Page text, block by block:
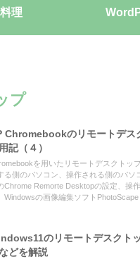
料理
プ
Chromebookのリモートデス
記（４）
を用いたリモートデスクトッ
る側のパソコン、操作される側のパ
Chrome Remorte Desktopの設定、操
Windowsの画像編集ソフト
のリモートデスクト
どを解説